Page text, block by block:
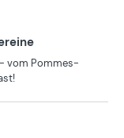
vom Pommes-